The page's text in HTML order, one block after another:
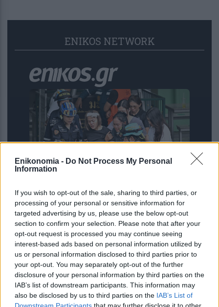
Enikonomia - Do Not Process My Personal
Information
If you wish to opt-out of the sale, sharing to third parties, or
processing of your personal or sensitive information for
targeted advertising by us, please use the below opt-out
section to confirm your selection. Please note that after your
opt-out request is processed you may continue seeing
interest-based ads based on personal information utilized by
us or personal information disclosed to third parties prior to
your opt-out. You may separately opt-out of the further
disclosure of your personal information by third parties on the
IAB’s list of downstream participants. This information may
also be disclosed by us to third parties on the IAB’s List of
ENIKOS NETWORK
Μακελειό στην Ταϊλάνδη: Στους 6 οι
νεκροί από τους πυροβολισμούς του
μαθητή στο σχολείο του –
Συγκλονίζουν οι μαρτυρίες